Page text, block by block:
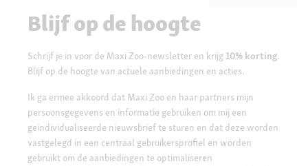
Blijf op de hoogte
Schrijf je in voor de Maxi Zoo-newsletter en krijg 10% korting.
Blijf op de hoogte van actuele aanbiedingen en acties.
Ik ga ermee akkoord dat Maxi Zoo en haar partners mijn
persoonsgegevens en informatie gebruiken om mij een
geïndividualiseerde nieuwsbrief te sturen en dat deze worden
vastgelegd in een centraal gebruikersprofiel en worden
gebruikt om de aanbiedingen te optimaliseren